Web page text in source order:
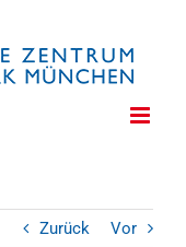
Zurück Vor